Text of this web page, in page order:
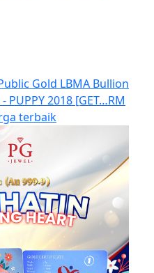
Gold LBMA Bullion
PUPPY 2018 [GET…RM
terbaik